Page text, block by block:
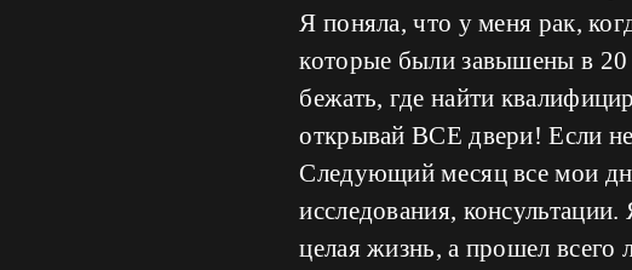
Я поняла, что у меня рак,
которые были завышены в 20
бежать, где найти
открывай ВСЕ двери! Если
Следующий месяц все мои
исследования,
целая жизнь, а прошел всего